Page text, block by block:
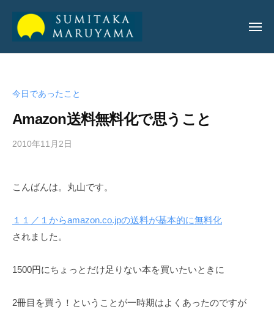
丸
孝
サ
ト
丸
純
孝
公
イ
今日であったこと
Amazon送料無料化で思うこと
2010年11月2日
d
i
a
u
こんばんは。丸山です。
１１／１からamazon.co.jpの送料が基本的に無料化
されました。
1500円にちょっとだけ足りない本を買いたいときに
2冊目を買う！ということが一時期はよくあったのですが
山
公
サ
ト